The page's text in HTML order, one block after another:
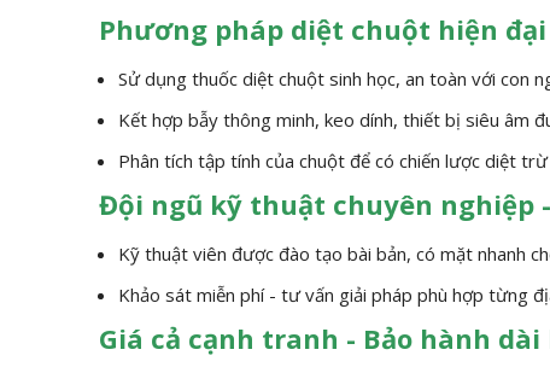
Phương pháp diệt chuột hiện
Sử dụng thuốc diệt chuột sinh học, an toàn với con
Kết hợp bẫy thông minh, keo dính, thiết bị siêu âm
Phân tích tập tính của chuột để có chiến lược diệt
Đội ngũ kỹ thuật chuyên nghiệp
Kỹ thuật viên được đào tạo bài bản, có mặt nhanh
Khảo sát miễn phí - tư vấn giải pháp phù hợp từng
Giá cả cạnh tranh - Bảo hành dài